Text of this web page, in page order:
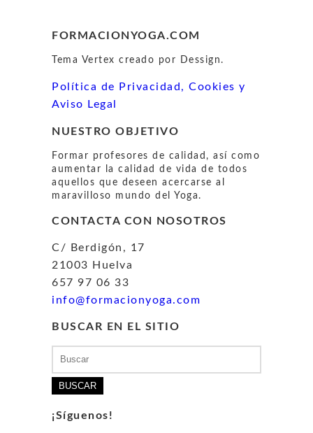
FORMACIONYOGA.COM
Tema Vertex creado por Dessign.
Política de Privacidad, Cookies y
Aviso Legal
NUESTRO OBJETIVO
Formar profesores de calidad, así como
aumentar la calidad de vida de todos
aquellos que deseen acercarse al
maravilloso mundo del Yoga.
CONTACTA CON NOSOTROS
C/ Berdigón, 17
21003 Huelva
657 97 06 33
info@formacionyoga.com
BUSCAR EN EL SITIO
¡Síguenos!